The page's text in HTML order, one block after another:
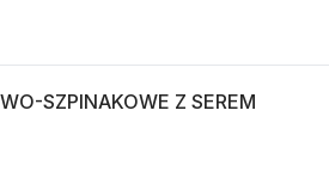
SZPINAKOWE Z SEREM